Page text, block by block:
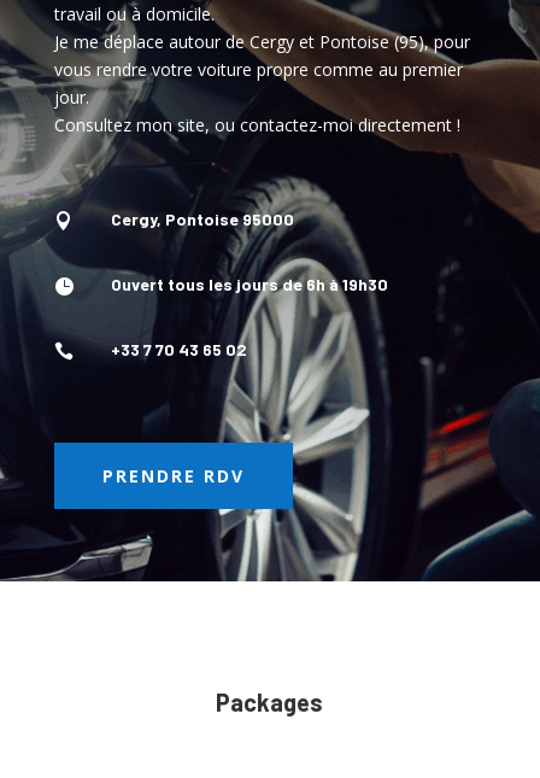
travail ou à domicile.
Je me déplace autour de Cergy et Pontoise (95), pour
vous rendre votre voiture propre comme au premier
jour.
Consultez mon site, ou contactez-moi directement !
 Cergy, Pontoise 95000
 Ouvert tous les jours de 6h à 19h30
 +33 7 70 43 65 02
PRENDRE RDV
Packages